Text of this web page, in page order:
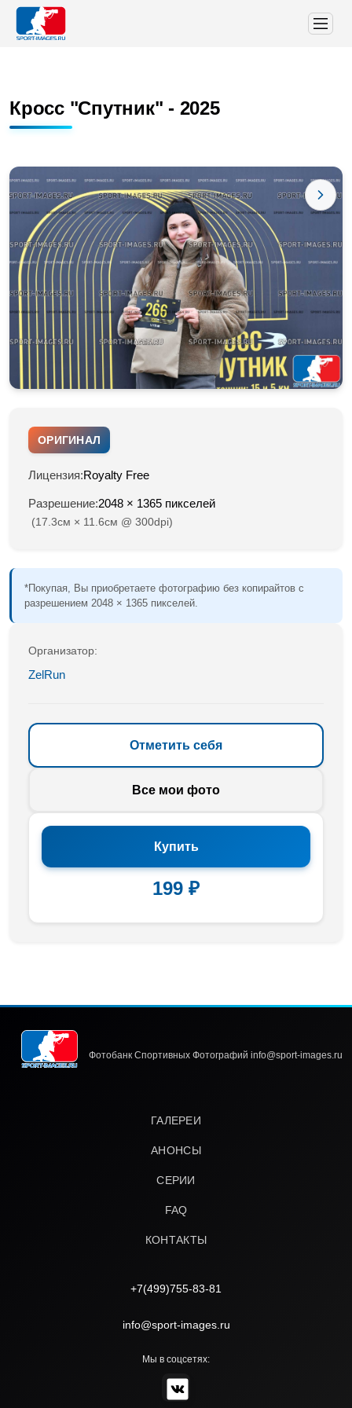
Кросс "Спутник" - 2025
ОРИГИНАЛ
Лицензия:Royalty Free
Разрешение:2048 × 1365 пикселей
(17.3см × 11.6см @ 300dpi)
*Покупая, Вы приобретаете фотографию без копирайтов с
разрешением 2048 × 1365 пикселей.
Организатор:
ZelRun
Отметить себя
Все мои фото
Купить
199 ₽
Фотобанк Спортивных Фотографий info@sport-images.ru
ГАЛЕРЕИ
АНОНСЫ
СЕРИИ
FAQ
КОНТАКТЫ
+7(499)755-83-81
info@sport-images.ru
Мы в соцсетях: